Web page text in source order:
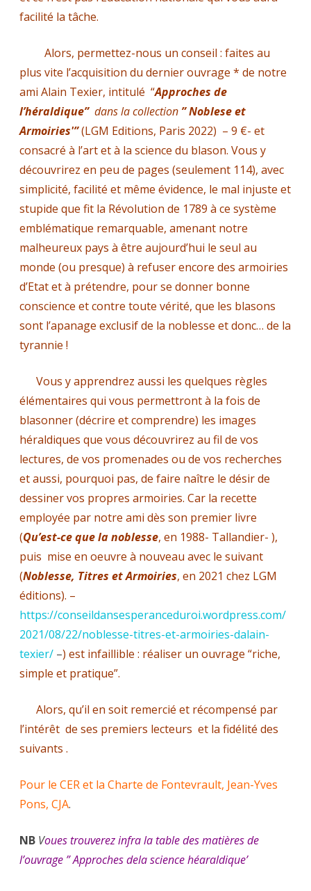
facilité la tâche.
Alors, permettez-nous un conseil : faites au
plus vite l’acquisition du dernier ouvrage * de notre
ami Alain Texier, intitulé “Approches de
l’héraldique” dans la collection ” Noblese et
Armoiries'”(LGM Editions, Paris 2022) – 9 €- et
consacré à l’art et à la science du blason. Vous y
découvrirez en peu de pages (seulement 114), avec
simplicité, facilité et même évidence, le mal injuste et
stupide que fit la Révolution de 1789 à ce système
emblématique remarquable, amenant notre
malheureux pays à être aujourd’hui le seul au
monde (ou presque) à refuser encore des armoiries
d’Etat et à prétendre, pour se donner bonne
conscience et contre toute vérité, que les blasons
sont l’apanage exclusif de la noblesse et donc… de la
tyrannie !
Vous y apprendrez aussi les quelques règles
élémentaires qui vous permettront à la fois de
blasonner (décrire et comprendre) les images
héraldiques que vous découvrirez au fil de vos
lectures, de vos promenades ou de vos recherches
et aussi, pourquoi pas, de faire naître le désir de
dessiner vos propres armoiries. Car la recette
employée par notre ami dès son premier livre
(Qu’est-ce que la noblesse, en 1988- Tallandier- ),
puis mise en oeuvre à nouveau avec le suivant
(Noblesse, Titres et Armoiries, en 2021 chez LGM
éditions). –
https://conseildansesperanceduroi.wordpress.com/
2021/08/22/noblesse-titres-et-armoiries-dalain-
texier/ –) est infaillible : réaliser un ouvrage “riche,
simple et pratique”.
Alors, qu’il en soit remercié et récompensé par
l’intérêt de ses premiers lecteurs et la fidélité des
suivants .
Pour le CER et la Charte de Fontevrault, Jean-Yves
Pons, CJA.
NB Voues trouverez infra la table des matières de
l’ouvrage ” Approches dela science héaraldique’